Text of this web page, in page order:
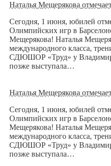
Наталья Мещерякова
Сегодня, 1 июня, юбилей
Олимпийских игр в
Мещерякова! Наталья
международного класса,
СДЮШОР «Труд» у
позже выступала…
Наталья Мещерякова
Сегодня, 1 июня, юбилей
Олимпийских игр в
Мещерякова! Наталья
международного класса,
СДЮШОР «Труд» у
позже выступала…